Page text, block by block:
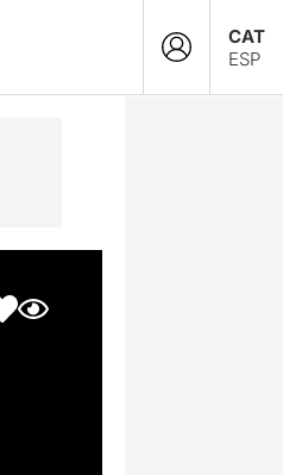
CAT
ESP